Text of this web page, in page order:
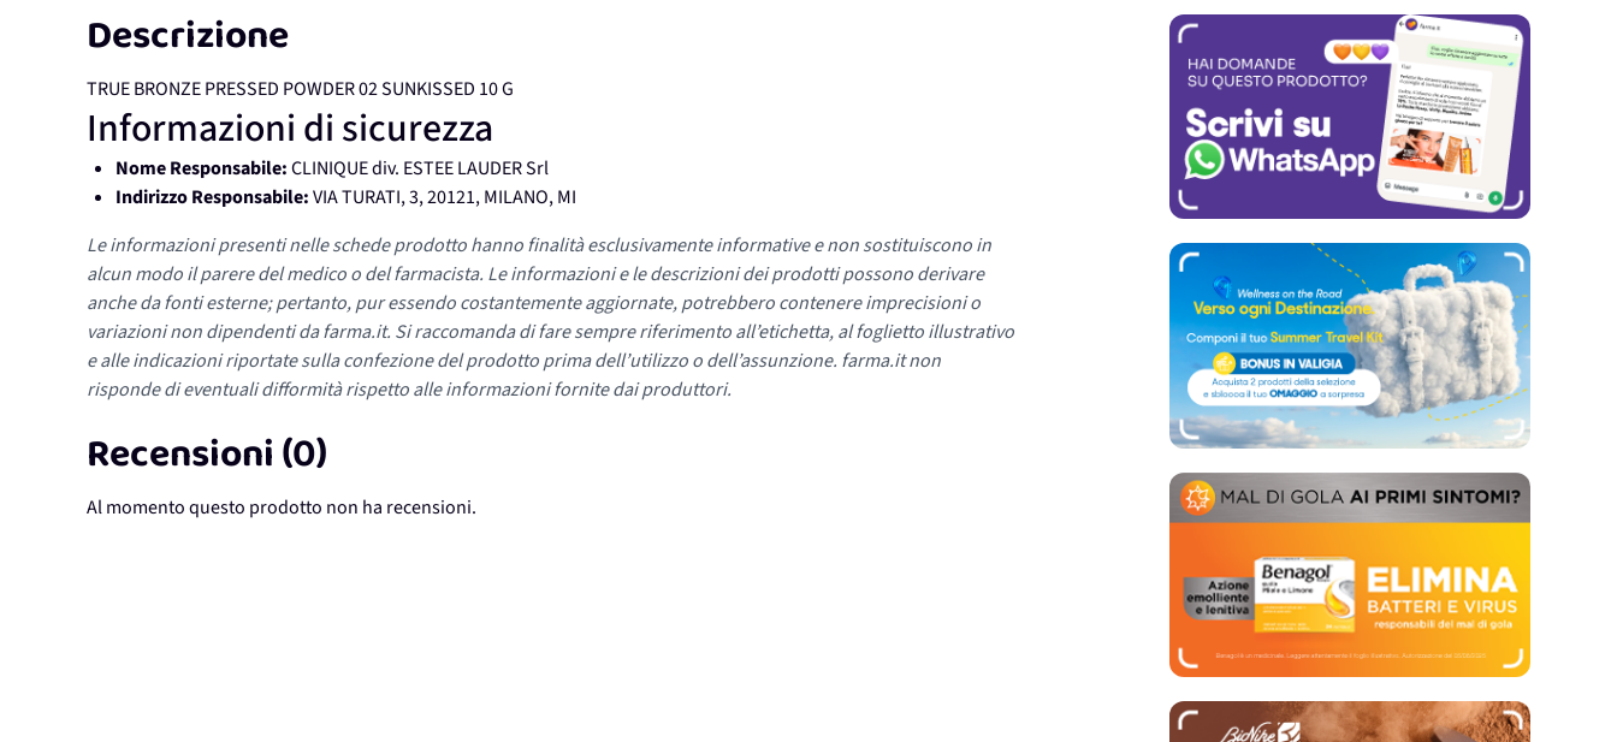
Descrizione
TRUE BRONZE PRESSED POWDER 02 SUNKISSED 10 G
Informazioni di sicurezza
Nome Responsabile:CLINIQUE div. ESTEE LAUDER Srl
Indirizzo Responsabile:VIA TURATI, 3, 20121, MILANO, MI
Le informazioni presenti nelle schede prodotto hanno finalità esclusivamente informative e non sostituiscono in
alcun modo il parere del medico o del farmacista. Le informazioni e le descrizioni dei prodotti possono derivare
anche da fonti esterne; pertanto, pur essendo costantemente aggiornate, potrebbero contenere imprecisioni o
variazioni non dipendenti da farma.it. Si raccomanda di fare sempre riferimento all’etichetta, al foglietto illustrativo
e alle indicazioni riportate sulla confezione del prodotto prima dell’utilizzo o dell’assunzione. farma.it non
risponde di eventuali difformità rispetto alle informazioni fornite dai produttori.
Recensioni (0)
Al momento questo prodotto non ha recensioni.